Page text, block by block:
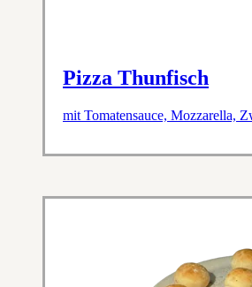
Pizza Thunfisch
mit Tomatensauce, Mozzarella,